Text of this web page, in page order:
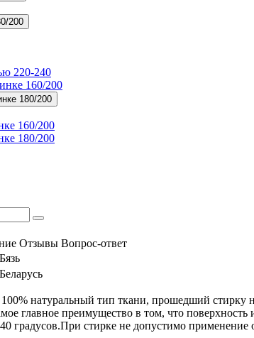
200
220-240
160/200
180/200
160/200
180/200
Отзывы Вопрос-ответ
Бязь
Беларусь
натуральный тип ткани, прошедший стирку
главное преимущество в том, что поверхность
градусов.При стирке не допустимо